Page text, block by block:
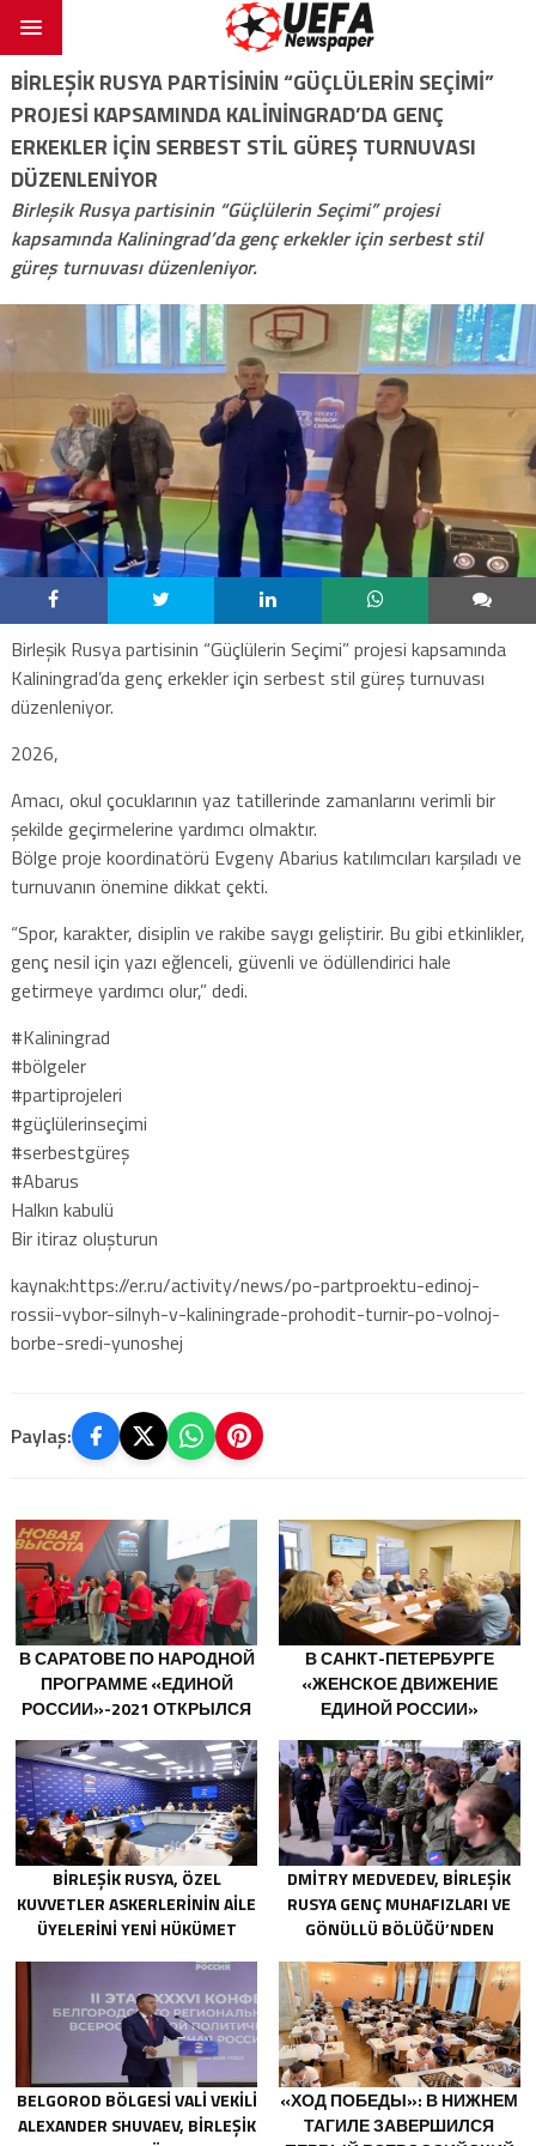
BIRLEŞIK RUSYA PARTISININ “GÜÇLÜLERIN SEÇIMI”
PROJESI KAPSAMINDA KALININGRAD’DA GENÇ
ERKEKLER IÇIN SERBEST STIL GÜREŞ TURNUVASI
DÜZENLENIYOR
Birleşik Rusya partisinin “Güçlülerin Seçimi” projesi
kapsamında Kaliningrad’da genç erkekler için serbest stil
güreş turnuvası düzenleniyor.
Birleşik Rusya partisinin “Güçlülerin Seçimi” projesi kapsamında
Kaliningrad’da genç erkekler için serbest stil güreş turnuvası
düzenleniyor.
2026,
Amacı, okul çocuklarının yaz tatillerinde zamanlarını verimli bir
şekilde geçirmelerine yardımcı olmaktır.
Bölge proje koordinatörü Evgeny Abarius katılımcıları karşıladı ve
turnuvanın önemine dikkat çekti.
“Spor, karakter, disiplin ve rakibe saygı geliştirir. Bu gibi etkinlikler,
genç nesil için yazı eğlenceli, güvenli ve ödüllendirici hale
getirmeye yardımcı olur,” dedi.
#Kaliningrad
#bölgeler
#partiprojeleri
#güçlülerinseçimi
#serbestgüreş
#Abarus
Halkın kabulü
Bir itiraz oluşturun
kaynak:https://er.ru/activity/news/po-partproektu-edinoj-
rossii-vybor-silnyh-v-kaliningrade-prohodit-turnir-po-volnoj-
borbe-sredi-yunoshej
Paylaş:
В САРАТОВЕ ПО НАРОДНОЙ
ПРОГРАММЕ «ЕДИНОЙ
РОССИИ»-2021 ОТКРЫЛСЯ
«НОВАЯ ВЫСОТА»
В САНКТ-ПЕТЕРБУРГЕ
«ЖЕНСКОЕ ДВИЖЕНИЕ
ЕДИНОЙ РОССИИ»
ПРЕДЛОЖЕНИЯ ПО
РАЗВИТИЮ ГОРОДСКИХ
ПРОГРАММ ПОДДЕРЖКИ
ЖЕНЩИН
BIRLEŞIK RUSYA, ÖZEL
KUVVETLER ASKERLERININ AILE
ÜYELERINI YENI HÜKÜMET
DMITRY MEDVEDEV, BIRLEŞIK
RUSYA GENÇ MUHAFIZLARI VE
GÖNÜLLÜ BÖLÜĞÜ’NDEN
HATLARINA KADAR EŞLIK ETTI
BELGOROD BÖLGESI VALI VEKILI
ALEXANDER SHUVAEV, BIRLEŞIK
«ХОД ПОБЕДЫ»: В НИЖНЕМ
ТАГИЛЕ ЗАВЕРШИЛСЯ